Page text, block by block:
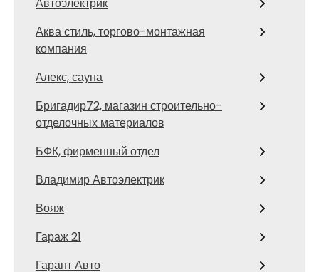
Аква стиль, торгово-монтажная
компания
Алекс, сауна
Бригадир72, магазин строительно-
отделочных материалов
БФК, фирменный отдел
Владимир Автоэлектрик
Вояж
Гараж 21
Гарант Авто